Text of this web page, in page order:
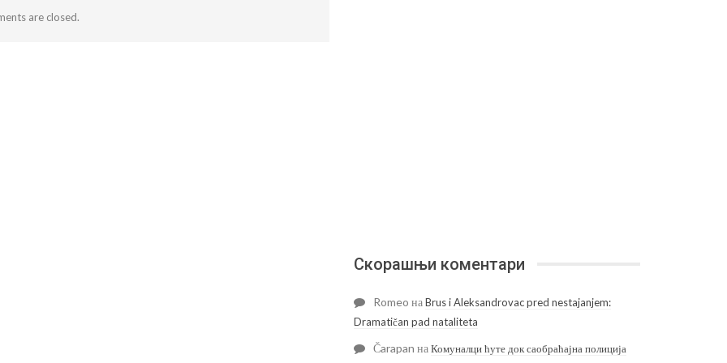
are closed.
Скорашњи коментари
Romeo наBrus i Aleksandrovac pred nestajanjem:
Dramatičan pad nataliteta
Čarapan наКомуналци ћуте док саобраћајна полиција